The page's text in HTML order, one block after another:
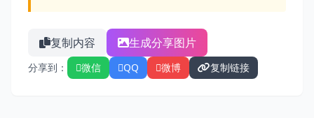
复制内容 生成分享图片
分享到： 微信 QQ 微博 复制链接